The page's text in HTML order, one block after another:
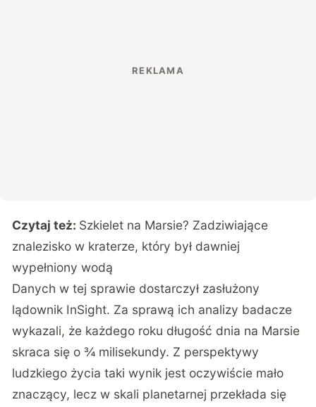
Czytaj też: Szkielet na Marsie? Zadziwiające
znalezisko w kraterze, który był dawniej
wypełniony wodą
Danych w tej sprawie dostarczył zasłużony
lądownik InSight. Za sprawą ich analizy badacze
wykazali, że każdego roku długość dnia na Marsie
skraca się o ¾ milisekundy. Z perspektywy
ludzkiego życia taki wynik jest oczywiście mało
znaczący, lecz w skali planetarnej przekłada się